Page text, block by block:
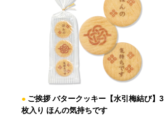
● ご挨拶 バタークッキー【水引梅結び】3
枚入り ほんの気持ちです